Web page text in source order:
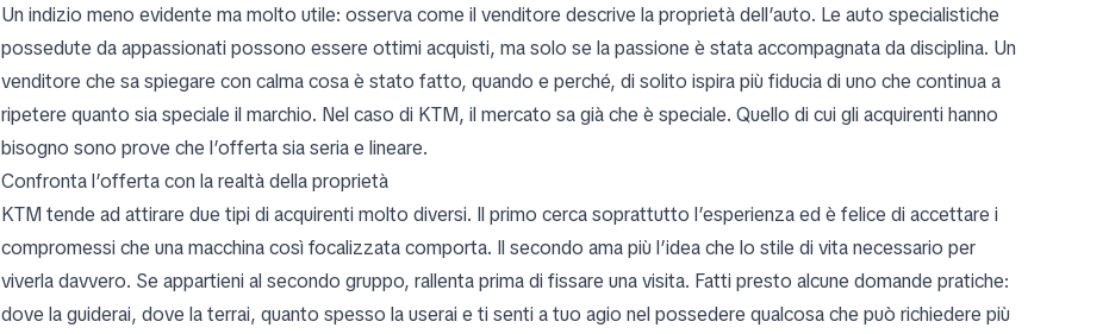
Un indizio meno evidente ma molto utile: osserva come il venditore descrive la proprietà dell’auto. Le auto specialistiche
possedute da appassionati possono essere ottimi acquisti, ma solo se la passione è stata accompagnata da disciplina. Un
venditore che sa spiegare con calma cosa è stato fatto, quando e perché, di solito ispira più fiducia di uno che continua a
ripetere quanto sia speciale il marchio. Nel caso di KTM, il mercato sa già che è speciale. Quello di cui gli acquirenti hanno
bisogno sono prove che l’offerta sia seria e lineare.
Confronta l’offerta con la realtà della proprietà
KTM tende ad attirare due tipi di acquirenti molto diversi. Il primo cerca soprattutto l’esperienza ed è felice di accettare i
compromessi che una macchina così focalizzata comporta. Il secondo ama più l’idea che lo stile di vita necessario per
viverla davvero. Se appartieni al secondo gruppo, rallenta prima di fissare una visita. Fatti presto alcune domande pratiche:
dove la guiderai, dove la terrai, quanto spesso la userai e ti senti a tuo agio nel possedere qualcosa che può richiedere più